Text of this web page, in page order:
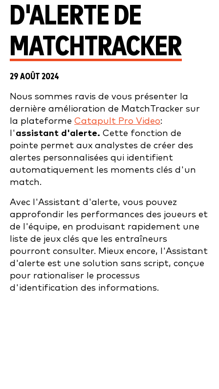
D'ALERTE DE
MATCHTRACKER
29 AOÛT 2024
Nous sommes ravis de vous présenter la
dernière amélioration de MatchTracker sur
la plateforme Catapult Pro Video:
l'assistant d'alerte. Cette fonction de
pointe permet aux analystes de créer des
alertes personnalisées qui identifient
automatiquement les moments clés d'un
match.
Avec l'Assistant d'alerte, vous pouvez
approfondir les performances des joueurs et
de l'équipe, en produisant rapidement une
liste de jeux clés que les entraîneurs
pourront consulter. Mieux encore, l'Assistant
d'alerte est une solution sans script, conçue
pour rationaliser le processus
d'identification des informations.